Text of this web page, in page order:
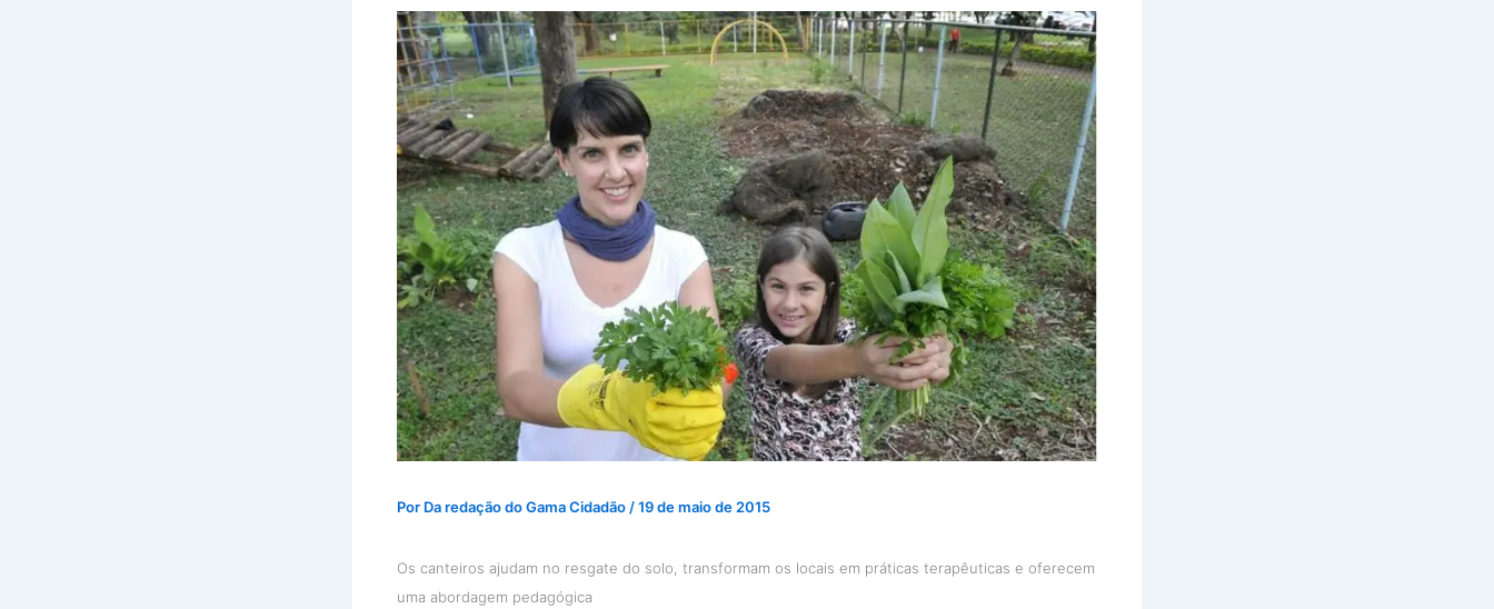
Por Da redação do Gama Cidadão /19 de maio de 2015
Os canteiros ajudam no resgate do solo, transformam os locais em práticas terapêuticas e oferecem
uma abordagem pedagógica